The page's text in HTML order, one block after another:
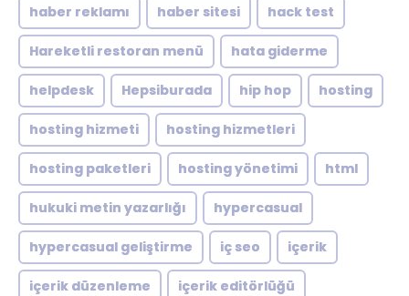
haber reklamı haber sitesi hack test
Hareketli restoran menü hata giderme
helpdesk Hepsiburada hip hop hosting
hosting hizmeti hosting hizmetleri
hosting paketleri hosting yönetimi html
hukuki metin yazarlığı hypercasual
hypercasual geliştirme iç seo içerik
içerik düzenleme içerik editörlüğü